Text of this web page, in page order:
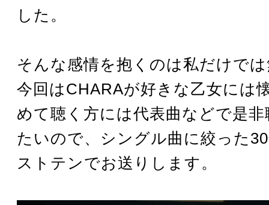
した。
そんな感情を抱くのは私だけで
今回はCHARAが好きな乙女には
めて聴く方には代表曲などで是
たいので、シングル曲に絞った
ストテンでお送りします。